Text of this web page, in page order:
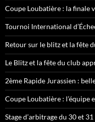
Coupe Loubatière : la finale
Tournoi International
Retour sur le blitz et la fête
Le Blitz et la fête du club
2ème Rapide Jurassien :
Coupe Loubatière : l’équipe
Stage d’arbitrage du 30 et 31